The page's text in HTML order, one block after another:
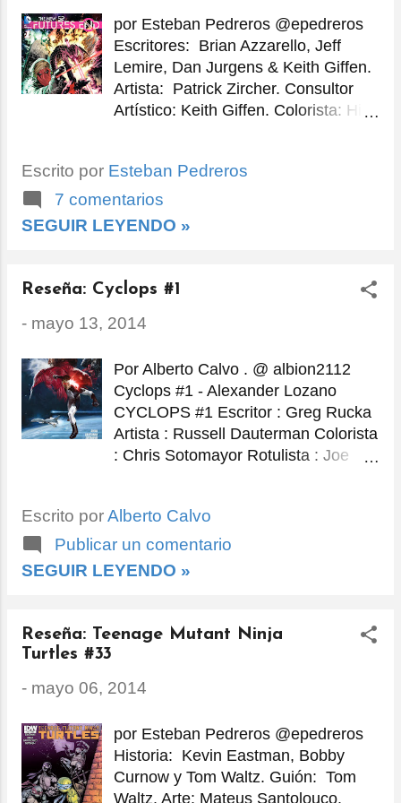
por Esteban Pedreros @epedreros
Escritores: Brian Azzarello, Jeff
Lemire, Dan Jurgens & Keith Giffen.
Artista: Patrick Zircher. Consultor
Artístico: Keith Giffen. Colorista: Hi-
Alternativa: John Romita Jr. Tintas
de Portada Alternativa: Klaus
Janson. Colores de Portada
(Editor de grupo), Joey Cavalieri
Asistente). Fecha de Publicación:
segunda serie semanal de DC
Comics...
Escrito por Esteban Pedreros
7 comentarios
SEGUIR LEYENDO »
Reseña: Cyclops #1
- mayo 13, 2014
Por Alberto Calvo . @ albion2112
Cyclops #1 - Alexander Lozano
CYCLOPS #1 Escritor : Greg Rucka
Artista : Russell Dauterman Colorista
: Chris Sotomayor Rotulista : Joe
Portadas variantes : Greg Land y
Skottie Young Editores : Nick Lowe,
Jeanine Schaefer y Tom Brennan
Fecha de publicación : 7 de mayo de
popular grupo de mutantes de
Scott Summers, mejor conocido
como Cyclops, líder de campo del
equipo y primer mutante reclutado
Escrito porAlberto Calvo
Publicar un comentario
SEGUIR LEYENDO »
Reseña: Teenage Mutant Ninja
Turtles #33
- mayo 06, 2014
por Esteban Pedreros @epedreros
Historia: Kevin Eastman, Bobby
Curnow y Tom Waltz. Guión: Tom
Waltz. Arte: Mateus Santolouco.